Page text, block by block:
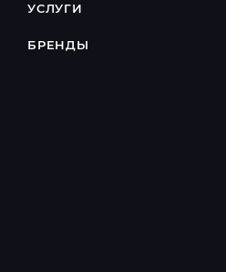
УСЛУГИ
БРЕНДЫ